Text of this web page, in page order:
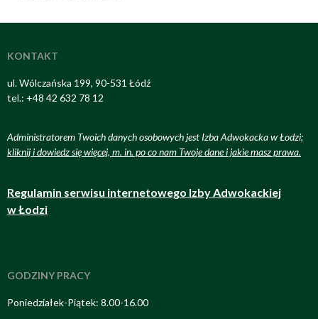
KONTAKT
ul. Wólczańska 199, 90-531 Łódź
tel.: +48 42 632 78 12
Administratorem Twoich danych osobowych jest Izba Adwokacka w Łodzi;
kliknij i dowiedz się więcej, m. in. po co nam Twoje dane i jakie masz prawa.
Regulamin serwisu internetowego Izby Adwokackiej
w Łodzi
GODZINY PRACY
Poniedziałek-Piątek: 8.00-16.00